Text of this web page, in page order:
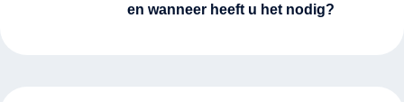
en wanneer heeft u het nodig?